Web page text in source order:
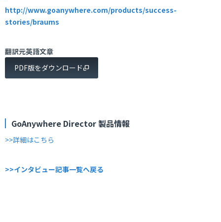
http://www.goanywhere.com/products/success-
stories/braums
翻訳元英語文章
PDF版をダウンロード
GoAnywhere Director 製品情報
>>詳細はこちら
>>インタビュー記事一覧へ戻る